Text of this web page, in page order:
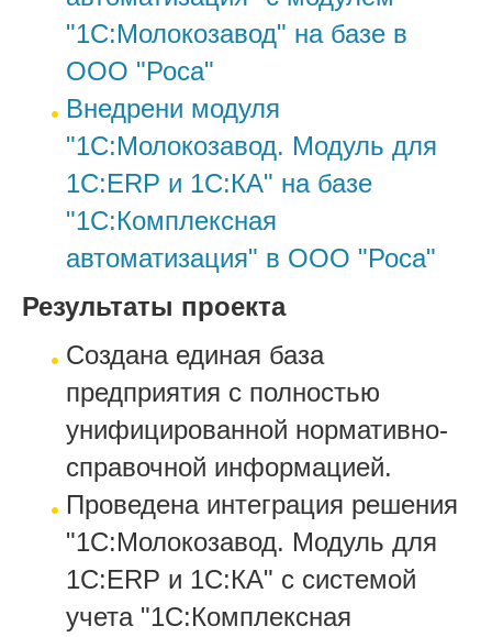
"1С:Молокозавод" на базе в
ООО "Роса"
Внедрени модуля
"1С:Молокозавод. Модуль для
1С:ERP и 1С:КА" на базе
"1С:Комплексная
автоматизация" в ООО "Роса"
Результаты проекта
Создана единая база
предприятия с полностью
унифицированной нормативно-
справочной информацией.
Проведена интеграция решения
"1С:Молокозавод. Модуль для
1С:ERP и 1С:КА" с системой
учета "1С:Комплексная